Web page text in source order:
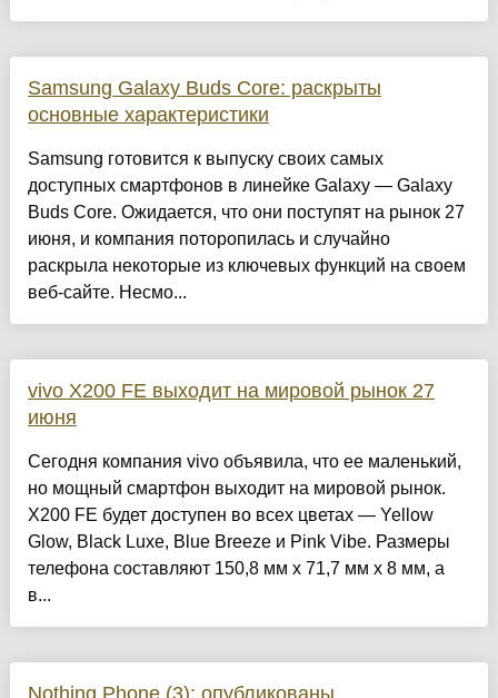
Samsung Galaxy Buds Core: раскрыты
основные характеристики
Samsung готовится к выпуску своих самых
доступных смартфонов в линейке Galaxy — Galaxy
Buds Core. Ожидается, что они поступят на рынок 27
июня, и компания поторопилась и случайно
раскрыла некоторые из ключевых функций на своем
веб-сайте. Несмо...
vivo X200 FE выходит на мировой рынок 27
июня
Сегодня компания vivo объявила, что ее маленький,
но мощный смартфон выходит на мировой рынок.
X200 FE будет доступен во всех цветах — Yellow
Glow, Black Luxe, Blue Breeze и Pink Vibe. Размеры
телефона составляют 150,8 мм x 71,7 мм x 8 мм, а
в...
Nothing Phone (3): опубликованы